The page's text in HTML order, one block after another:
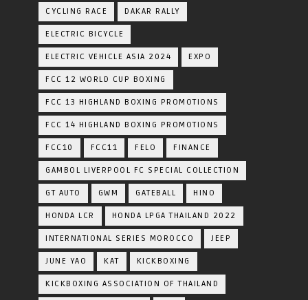
CYCLING RACE DAKAR RALLY
ELECTRIC BICYCLE
ELECTRIC VEHICLE ASIA 2024 EXPO
FCC 12 WORLD CUP BOXING
FCC 13 HIGHLAND BOXING PROMOTIONS
FCC 14 HIGHLAND BOXING PROMOTIONS
FCC10 FCC11 FELO FINANCE
GAMBOL LIVERPOOL FC SPECIAL COLLECTION
GT AUTO GWM GATEBALL HINO
HONDA LCR HONDA LPGA THAILAND 2022
INTERNATIONAL SERIES MOROCCO JEEP
JUNE YAO KAT KICKBOXING
KICKBOXING ASSOCIATION OF THAILAND